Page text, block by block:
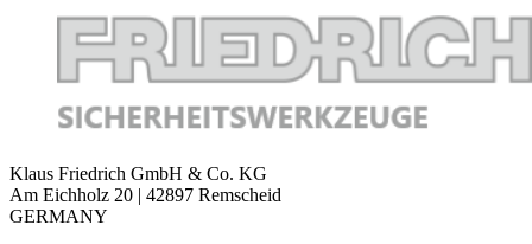
Klaus Friedrich GmbH & Co. KG
Am Eichholz 20 | 42897 Remscheid
GERMANY